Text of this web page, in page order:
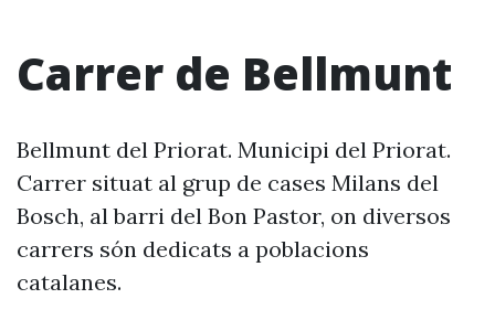
Carrer de Bellmunt
Bellmunt del Priorat. Municipi del Priorat.
Carrer situat al grup de cases Milans del
Bosch, al barri del Bon Pastor, on diversos
carrers són dedicats a poblacions
catalanes.